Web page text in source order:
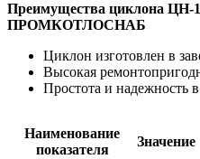
Преимущества циклона ЦН-
ПРОМКОТЛОСНАБ
Циклон изготовлен в
Высокая
Простота и надежность
Наименование
показателя
Значение